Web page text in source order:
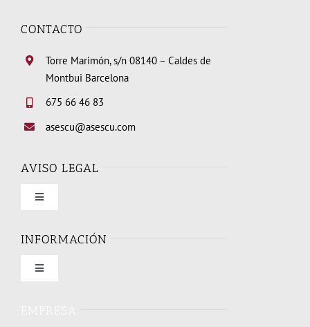
CONTACTO
Torre Marimón, s/n 08140 – Caldes de
Montbui Barcelona
675 66 46 83
asescu@asescu.com
AVISO LEGAL
Toggle
Condiciones de uso
INFORMACIÓN
Toggle